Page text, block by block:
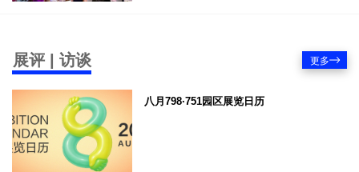
展评 | 访谈 更多
八月798·751园区展览日历